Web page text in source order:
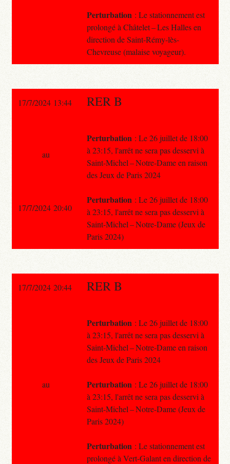
Perturbation : Le stationnement est
prolongé à Châtelet – Les Halles en
direction de Saint-Rémy-lès-
Chevreuse (malaise voyageur).
17/7/2024 13:44 RER B
Perturbation : Le 26 juillet de 18:00
à 23:15, l'arrêt ne sera pas desservi à
Saint-Michel – Notre-Dame en raison
des Jeux de Paris 2024
Perturbation : Le 26 juillet de 18:00
à 23:15, l'arrêt ne sera pas desservi à
Saint-Michel – Notre-Dame (Jeux de
Paris 2024)
au
17/7/2024 20:40
17/7/2024 20:44 RER B
Perturbation : Le 26 juillet de 18:00
à 23:15, l'arrêt ne sera pas desservi à
Saint-Michel – Notre-Dame en raison
des Jeux de Paris 2024
Perturbation : Le 26 juillet de 18:00
à 23:15, l'arrêt ne sera pas desservi à
Saint-Michel – Notre-Dame (Jeux de
Paris 2024)
Perturbation : Le stationnement est
prolongé à Vert-Galant en direction de
au